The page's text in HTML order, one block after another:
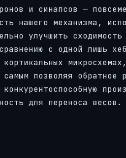
и синапсов —
нашего механизма,
улучшить
с одной лишь
позволяя обратное
для переноса весов.